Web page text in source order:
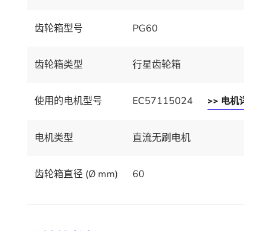
齿轮箱型号 PG60
齿轮箱类型 行星齿轮箱
使用的电机型号 EC57115024 >> 电机详情
电机类型 直流无刷电机
齿轮箱直径 (Ø mm) 60